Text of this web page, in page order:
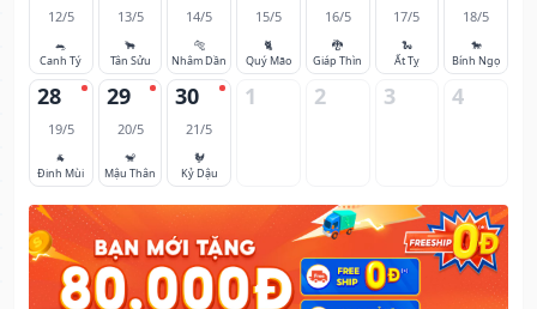
12/5
🐀
Canh Tý
13/5
🐂
Tân Sửu
14/5
🐅
Nhâm Dần
15/5
🐈
Quý Mão
16/5
🐉
Giáp Thìn
17/5
🐍
Ất Tỵ
18/5
🐎
Bính Ngọ
28
19/5
🐐
Đinh Mùi
29
20/5
🐒
Mậu Thân
30
21/5
🐓
Kỷ Dậu
1 2 3 4